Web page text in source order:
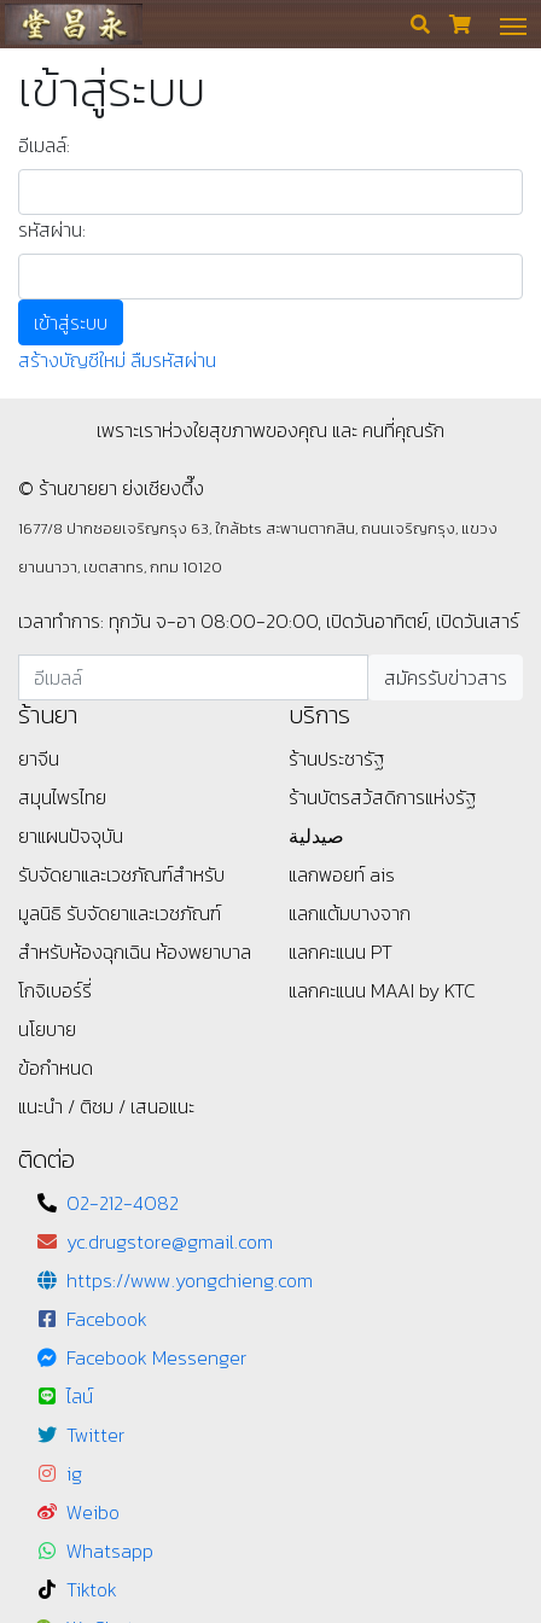
ร้านขายยา ย่งเชียงตึ๊ง  
เข้าสู่ระบบ
อีเมลล์:
รหัสผ่าน:
เข้าสู่ระบบ
สร้างบัญชีใหม่ ลืมรหัสผ่าน
เพราะเราห่วงใยสุขภาพของคุณ และ คนที่คุณรัก
© ร้านขายยา ย่งเชียงตึ๊ง
1677/8 ปากซอยเจริญกรุง 63, ใกล้bts สะพานตากสิน, ถนนเจริญกรุง, แขวง
ยานนาวา, เขตสาทร, กทม 10120
เวลาทำการ: ทุกวัน จ-อา 08:00-20:00, เปิดวันอาทิตย์, เปิดวันเสาร์
ร้านยา
ยาจีน
สมุนไพรไทย
ยาแผนปัจจุบัน
รับจัดยาและเวชภัณฑ์สำหรับ
มูลนิธิ รับจัดยาและเวชภัณฑ์
สำหรับห้องฉุกเฉิน ห้องพยาบาล
โกจิเบอร์รี่
นโยบาย
ข้อกำหนด
แนะนำ / ติชม / เสนอแนะ
บริการ
ร้านประชารัฐ
ร้านบัตรสว้สดิการแห่งรัฐ
صيدلية
แลกพอยท์ ais
แลกแต้มบางจาก
แลกคะแนน PT
แลกคะแนน MAAI by KTC
ติดต่อ
02-212-4082
yc.drugstore@gmail.com
https://www.yongchieng.com
Facebook
Facebook Messenger
ไลน์
Twitter
ig
Weibo
Whatsapp
Tiktok